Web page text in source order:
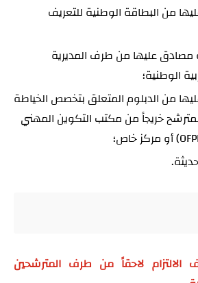
من البطاقة الوطنية للتعريف
عليها من طرف المديرية
الوطنية؛
من الدبلوم المتعلق بتخصص الخياطة
خريجاً من مكتب التكوين المهني
لاحقاً من طرف المترشحين